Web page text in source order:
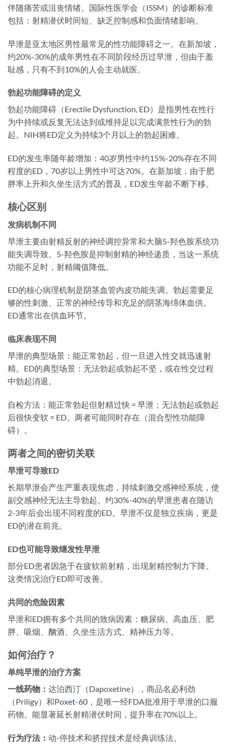
伴随痛苦或沮丧情绪。国际性医学会（ISSM）的诊断标准
包括：射精潜伏时间短、缺乏控制感和负面情绪影响。
早泄是亚太地区男性最常见的性功能障碍之一。在新加坡，
约20%-30%的成年男性在不同阶段经历过早泄，但由于羞
耻感，只有不到10%的人会主动就医。
勃起功能障碍的定义
勃起功能障碍（Erectile Dysfunction, ED）是指男性在性行
为中持续或反复无法达到或维持足以完成满意性行为的勃
起。NIH将ED定义为持续3个月以上的勃起困难。
ED的发生率随年龄增加：40岁男性中约15%-20%存在不同
程度的ED，70岁以上男性中可达70%。在新加坡，由于肥
胖率上升和久坐生活方式的普及，ED发生年龄不断下移。
核心区别
发病机制不同
早泄主要由射精反射的神经调控异常和大脑5-羟色胺系统功
能失调导致。5-羟色胺是抑制射精的神经递质，当这一系统
功能不足时，射精阈值降低。
ED的核心病理机制是阴茎血管内皮功能失调。勃起需要足
够的性刺激、正常的神经传导和充足的阴茎海绵体血供。
ED通常出在供血环节。
临床表现不同
早泄的典型场景：能正常勃起，但一旦进入性交就迅速射
精。ED的典型场景：无法勃起或勃起不坚，或在性交过程
中勃起消退。
自检方法：能正常勃起但射精过快 = 早泄；无法勃起或勃起
后很快变软 = ED。两者可能同时存在（混合型性功能障
碍）。
两者之间的密切关联
早泄可导致ED
长期早泄会产生严重表现焦虑，持续刺激交感神经系统，使
副交感神经无法主导勃起。约30%-40%的早泄患者在随访
2-3年后会出现不同程度的ED。早泄不仅是独立疾病，更是
ED的潜在前兆。
ED也可能导致继发性早泄
部分ED患者因急于在疲软前射精，出现射精控制力下降。
这类情况治疗ED即可改善。
共同的危险因素
早泄和ED拥有多个共同的致病因素：糖尿病、高血压、肥
胖、吸烟、酗酒、久坐生活方式、精神压力等。
如何治疗？
单纯早泄的治疗方案
一线药物： 达泊西汀（Dapoxetine），商品名必利劲
（Priligy）和Poxet-60 ，是唯一经FDA批准用于早泄的口服
药物。能显著延长射精潜伏时间，提升率在70%以上。
行为疗法： 动-停技术和挤捏技术是经典训练法。